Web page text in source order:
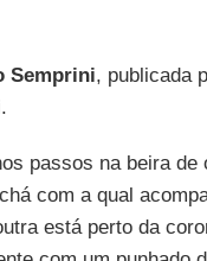
Semprini, publicada
.
passos na beira de
com a qual
está perto da